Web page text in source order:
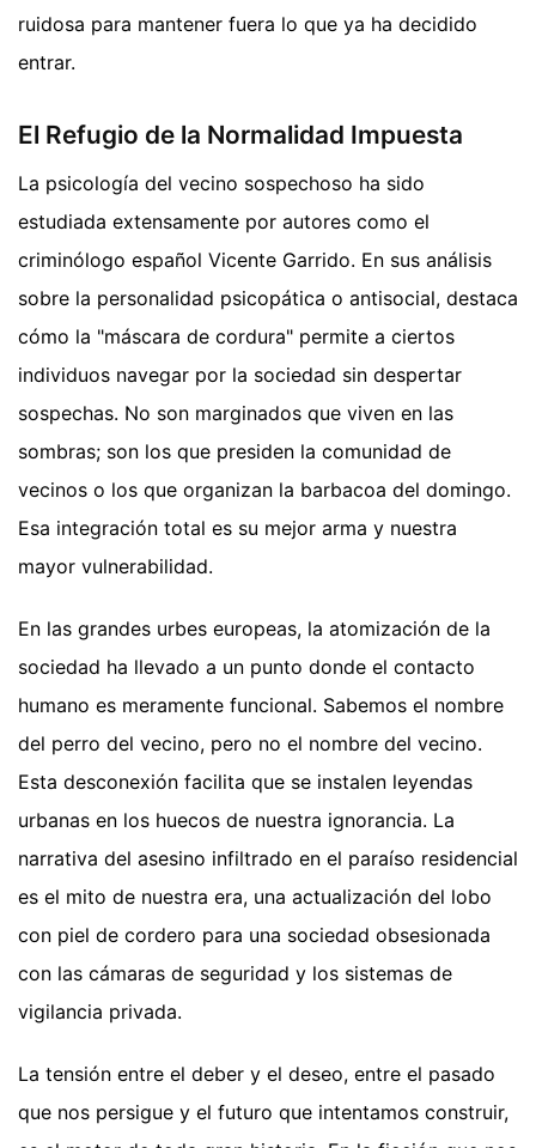
ruidosa para mantener fuera lo que ya ha decidido
entrar.
El Refugio de la Normalidad Impuesta
La psicología del vecino sospechoso ha sido
estudiada extensamente por autores como el
criminólogo español Vicente Garrido. En sus análisis
sobre la personalidad psicopática o antisocial, destaca
cómo la "máscara de cordura" permite a ciertos
individuos navegar por la sociedad sin despertar
sospechas. No son marginados que viven en las
sombras; son los que presiden la comunidad de
vecinos o los que organizan la barbacoa del domingo.
Esa integración total es su mejor arma y nuestra
mayor vulnerabilidad.
En las grandes urbes europeas, la atomización de la
sociedad ha llevado a un punto donde el contacto
humano es meramente funcional. Sabemos el nombre
del perro del vecino, pero no el nombre del vecino.
Esta desconexión facilita que se instalen leyendas
urbanas en los huecos de nuestra ignorancia. La
narrativa del asesino infiltrado en el paraíso residencial
es el mito de nuestra era, una actualización del lobo
con piel de cordero para una sociedad obsesionada
con las cámaras de seguridad y los sistemas de
vigilancia privada.
La tensión entre el deber y el deseo, entre el pasado
que nos persigue y el futuro que intentamos construir,